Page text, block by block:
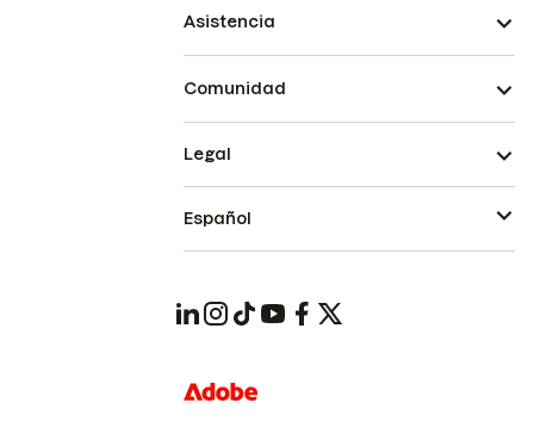
Asistencia
Comunidad
Legal
Español